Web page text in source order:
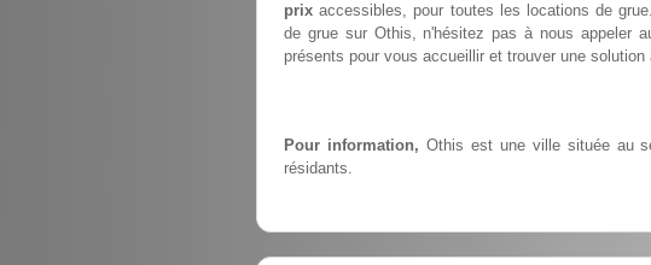
prix accessibles, pour toutes les locations de
de grue sur Othis, n'hésitez pas à nous appeler
présents pour vous accueillir et trouver une solution
Pour information, Othis est une ville située au
résidants.